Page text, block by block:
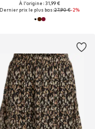
À l'origine : 31,99 €
Dernier prix le plus bas :27,90 €-2%